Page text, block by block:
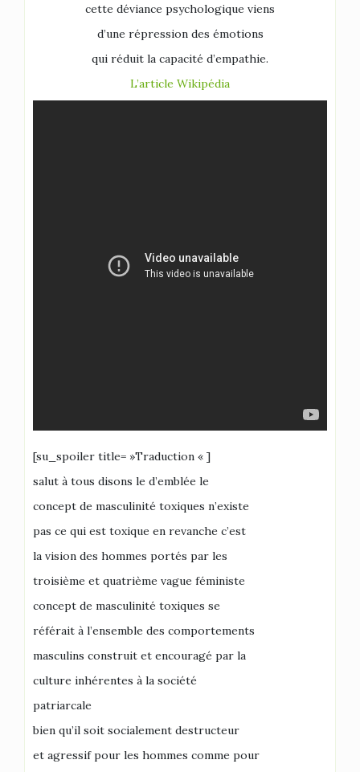
cette déviance psychologique viens
d’une répression des émotions
qui réduit la capacité d’empathie.
L’article Wikipédia
[su_spoiler title= »Traduction « ]
salut à tous disons le d’emblée le
concept de masculinité toxiques n’existe
pas ce qui est toxique en revanche c’est
la vision des hommes portés par les
troisième et quatrième vague féministe
concept de masculinité toxiques se
référait à l’ensemble des comportements
masculins construit et encouragé par la
culture inhérentes à la société
patriarcale
bien qu’il soit socialement destructeur
et agressif pour les hommes comme pour